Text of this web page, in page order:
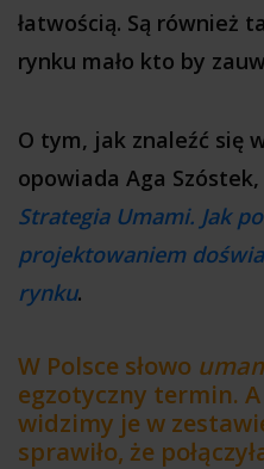
łatwością. Są również
rynku mało kto by
O tym, jak znaleźć się
opowiada Aga
Strategia Umami. Jak
projektowaniem
rynku.
W Polsce słowo
egzotyczny termin.
widzimy je w
sprawiło, że